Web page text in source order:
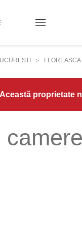
> FLOREASCA
Această proprietate